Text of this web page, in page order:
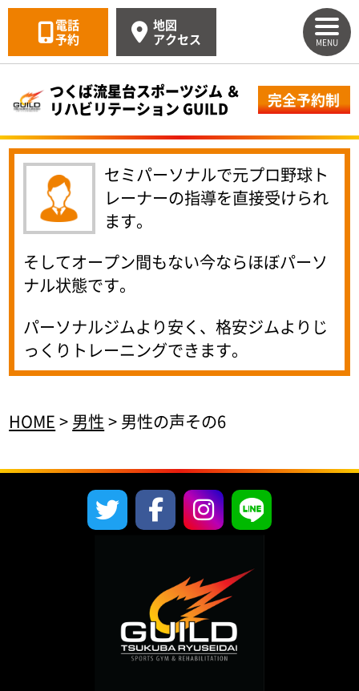
つくば流星台スポーツジム ＆
リハビリテーション GUILD
完全予約制
電話
予約
地図
アクセス
MENU
セミパーソナルで元プロ野球ト
レーナーの指導を直接受けられ
ます。
そしてオープン間もない今ならほぼパーソ
ナル状態です。
パーソナルジムより安く、格安ジムよりじ
っくりトレーニングできます。
HOME > 男性 > 男性の声その6